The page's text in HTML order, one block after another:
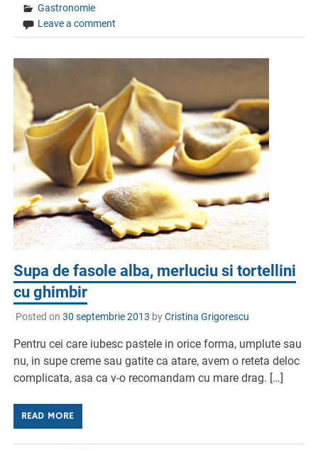
Gastronomie
Leave a comment
Supa de fasole alba, merluciu si tortellini
cu ghimbir
Posted on 30 septembrie 2013 byCristina Grigorescu
Pentru cei care iubesc pastele in orice forma, umplute sau
nu, in supe creme sau gatite ca atare, avem o reteta deloc
complicata, asa ca v-o recomandam cu mare drag. […]
READ MORE